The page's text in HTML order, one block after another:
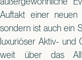
Auftakt einer neuen
sondern ist auch ein
luxuriöser Aktiv- und
weit über das